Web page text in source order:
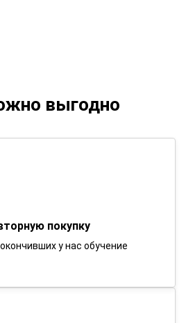
выгодно
покупку
у нас обучение